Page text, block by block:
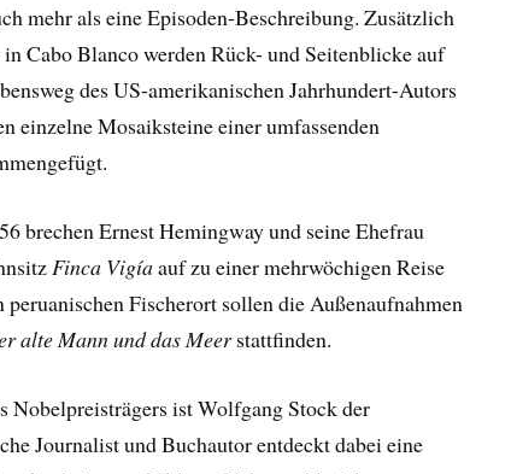
mehr als eine Episoden-Beschreibung. Zusätzlich
Cabo Blanco werden Rück- und Seitenblicke auf
des US-amerikanischen Jahrhundert-Autors
einzelne Mosaiksteine einer umfassenden
brechen Ernest Hemingway und seine Ehefrau
Finca Vigíaauf zu einer mehrwöchigen Reise
Fischerort sollen die Außenaufnahmen
alte Mann und das Meerstattfinden.
Nobelpreisträgers ist Wolfgang Stock der
Journalist und Buchautor entdeckt dabei eine